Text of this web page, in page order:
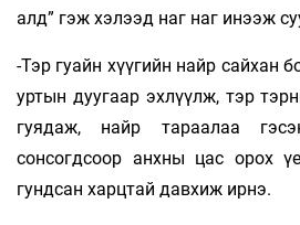
алд” гэж хэлээд наг наг инээж
-Тэр гуайн хүүгийн найр сайхан
уртын дуугаар эхлүүлж, тэр
гуядаж, найр тараалаа
сонсогдсоор анхны цас орох
гундсан харцтай давхиж ирнэ.